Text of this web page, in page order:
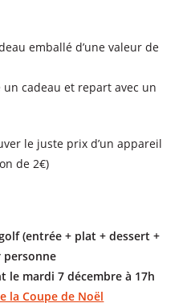
emballé d’une valeur de
cadeau et repart avec un
le juste prix d’un appareil
de 2€)
(entrée + plat + dessert +
personne
mardi 7 décembre à 17h
la Coupe de Noël